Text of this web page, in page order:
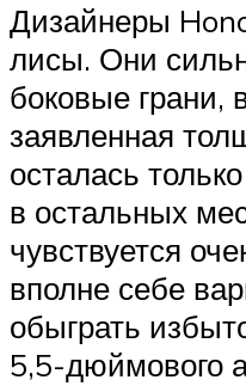
Дизайнеры
лисы. Они
боковые грани,
заявленная
осталась
в остальных
чувствуется
вполне себе
обыграть
5,5-дюймового